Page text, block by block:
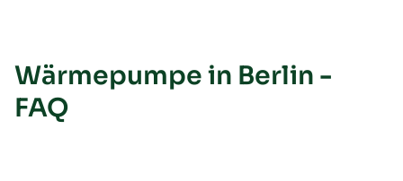
Wärmepumpe in Berlin -
FAQ